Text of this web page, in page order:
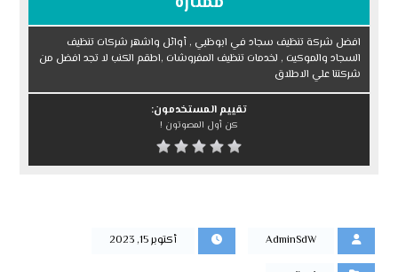
افضل شركة تنظيف سجاد في ابوظبي , أوائل واشهر شركات تنظيف
السجاد والموكيت , لخدمات تنظيف المفروشات ,اطقم الكنب لا تجد افضل من
شركتنا علي الاطلاق
تقييم المستخدمون:
كن أول المصوتون !
AdminSdW أكتوبر 15, 2023